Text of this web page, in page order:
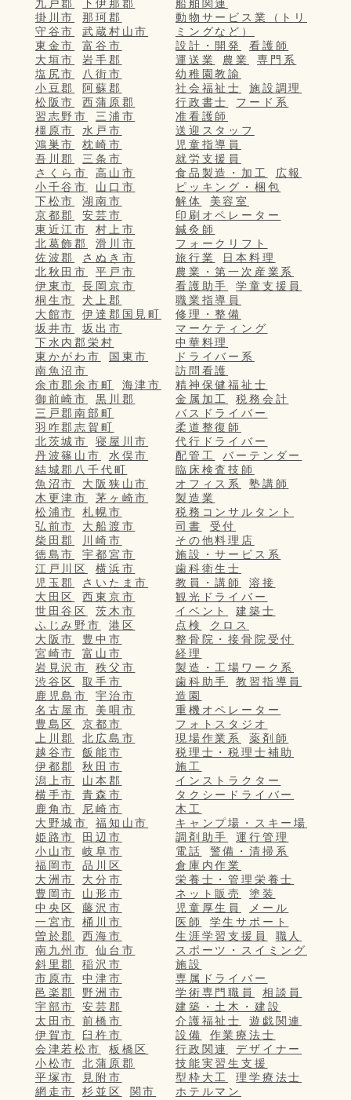
九戸郡
下伊那郡
掛川市
那珂郡
守谷市
武蔵村山市
東金市
富谷市
大垣市
岩手郡
塩尻市
八街市
小豆郡
阿蘇郡
松阪市
西蒲原郡
習志野市
三浦市
橿原市
水戸市
鴻巣市
枕崎市
吾川郡
三条市
さくら市
高山市
小千谷市
山口市
下松市
湖南市
京都郡
安芸市
東近江市
村上市
北葛飾郡
滑川市
佐波郡
さぬき市
北秋田市
平戸市
伊東市
長岡京市
桐生市
犬上郡
大館市
伊達郡国見町
坂井市
坂出市
下水内郡栄村
東かがわ市
国東市
南魚沼市
余市郡余市町
海津市
御前崎市
黒川郡
三戸郡南部町
羽咋郡志賀町
北茨城市
寝屋川市
丹波篠山市
水俣市
結城郡八千代町
魚沼市
大阪狭山市
木更津市
茅ヶ崎市
松浦市
札幌市
弘前市
大船渡市
柴田郡
川崎市
徳島市
宇都宮市
江戸川区
横浜市
児玉郡
さいたま市
大田区
西東京市
世田谷区
茨木市
ふじみ野市
港区
大阪市
豊中市
宮崎市
富山市
岩見沢市
秩父市
渋谷区
取手市
鹿児島市
宇治市
名古屋市
美唄市
豊島区
京都市
上川郡
北広島市
越谷市
飯能市
伊都郡
秋田市
潟上市
山本郡
横手市
青森市
鹿角市
尼崎市
大野城市
福知山市
姫路市
田辺市
小山市
岐阜市
福岡市
品川区
大洲市
大分市
豊岡市
山形市
中央区
藤沢市
一宮市
桶川市
曽於郡
西海市
南九州市
仙台市
斜里郡
稲沢市
市原市
中津市
邑楽郡
野洲市
宇部市
安芸郡
太田市
前橋市
伊賀市
臼杵市
会津若松市
板橋区
小松市
北蒲原郡
平塚市
見附市
網走市
杉並区
関市
船舶関連
動物サービス業（トリ
ミングなど）
設計・開発
看護師
運送業
農業
専門系
幼稚園教諭
社会福祉士
施設調理
行政書士
フード系
准看護師
送迎スタッフ
児童指導員
就労支援員
食品製造・加工
広報
ピッキング・梱包
解体
美容室
印刷オペレーター
鍼灸師
フォークリフト
旅行業
日本料理
農業・第一次産業系
看護助手
学童支援員
職業指導員
修理・整備
マーケティング
中華料理
ドライバー系
訪問看護
精神保健福祉士
金属加工
税務会計
バスドライバー
柔道整復師
代行ドライバー
配管工
バーテンダー
臨床検査技師
オフィス系
塾講師
製造業
税務コンサルタント
司書
受付
その他料理店
施設・サービス系
歯科衛生士
教員・講師
溶接
観光ドライバー
イベント
建築士
点検
クロス
整骨院・接骨院受付
経理
製造・工場ワーク系
歯科助手
教習指導員
造園
重機オペレーター
フォトスタジオ
現場作業系
薬剤師
税理士・税理士補助
施工
インストラクター
タクシードライバー
木工
キャンプ場・スキー場
調剤助手
運行管理
電話
警備・清掃系
倉庫内作業
栄養士・管理栄養士
ネット販売
塗装
児童厚生員
メール
医師
学生サポート
生涯学習支援員
職人
スポーツ・スイミング
施設
専属ドライバー
学術専門職員
相談員
建築・土木・建設
介護福祉士
遊戯関連
設備
作業療法士
行政関連
デザイナー
技能実習生支援
型枠大工
理学療法士
ホテルマン